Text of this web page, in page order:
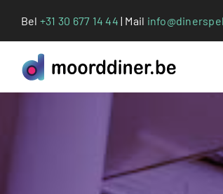
Bel +31 30 677 14 44 | Mail